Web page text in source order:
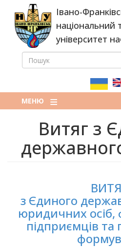
основного
вмісту
Івано-
національний
університет
ПОШУКОВА
ПОШУК
МЕНЮ
Витяг з
з Єдиного
юридичних осіб,
підприємців